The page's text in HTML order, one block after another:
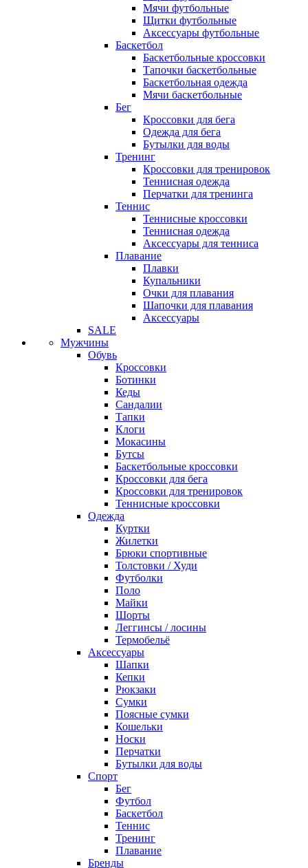
Мячи футбольные
Щитки футбольные
Аксессуары футбольные
Баскетбол
Баскетбольные кроссовки
Тапочки баскетбольные
Баскетбольная одежда
Мячи баскетбольные
Бег
Кроссовки для бега
Одежда для бега
Бутылки для воды
Тренинг
Кроссовки для тренировок
Теннисная одежда
Перчатки для тренинга
Теннис
Теннисные кроссовки
Теннисная одежда
Аксессуары для тенниса
Плавание
Плавки
Купальники
Очки для плавания
Шапочки для плавания
Аксессуары
SALE
Мужчины
Обувь
Кроссовки
Ботинки
Кеды
Сандалии
Тапки
Клоги
Мокасины
Бутсы
Баскетбольные кроссовки
Кроссовки для бега
Кроссовки для тренировок
Теннисные кроссовки
Одежда
Куртки
Жилетки
Брюки спортивные
Толстовки / Худи
Футболки
Поло
Майки
Шорты
Леггинсы / лосины
Термобельё
Аксессуары
Шапки
Кепки
Рюкзаки
Сумки
Поясные сумки
Кошельки
Носки
Перчатки
Бутылки для воды
Спорт
Бег
Футбол
Баскетбол
Теннис
Тренинг
Плавание
Бренды